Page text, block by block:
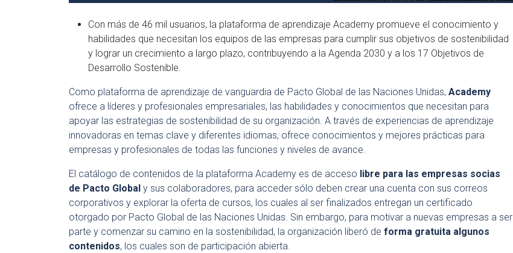
Con más de 46 mil usuarios, la plataforma de aprendizaje Academy promueve el conocimiento y
habilidades que necesitan los equipos de las empresas para cumplir sus objetivos de sostenibilidad
y lograr un crecimiento a largo plazo, contribuyendo a la Agenda 2030 y a los 17 Objetivos de
Desarrollo Sostenible.
Como plataforma de aprendizaje de vanguardia de Pacto Global de las Naciones Unidas, Academy
ofrece a líderes y profesionales empresariales, las habilidades y conocimientos que necesitan para
apoyar las estrategias de sostenibilidad de su organización. A través de experiencias de aprendizaje
innovadoras en temas clave y diferentes idiomas, ofrece conocimientos y mejores prácticas para
empresas y profesionales de todas las funciones y niveles de avance.
El catálogo de contenidos de la plataforma Academy es de acceso libre para las empresas socias
de Pacto Global y sus colaboradores, para acceder sólo deben crear una cuenta con sus correos
corporativos y explorar la oferta de cursos, los cuales al ser finalizados entregan un certificado
otorgado por Pacto Global de las Naciones Unidas. Sin embargo, para motivar a nuevas empresas a ser
parte y comenzar su camino en la sostenibilidad, la organización liberó de forma gratuita algunos
contenidos, los cuales son de participación abierta.